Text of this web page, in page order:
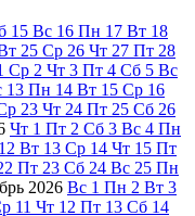
15 Вс 16 Пн 17 Вт 18
25 Ср 26 Чт 27 Пт 28
Ср 2 Чт 3 Пт 4 Сб 5 Вс
13 Пн 14 Вт 15 Ср 16
23 Чт 24 Пт 25 Сб 26
Чт 1 Пт 2 Сб 3 Вс 4 Пн
12 Вт 13 Ср 14 Чт 15 Пт
Пт 23 Сб 24 Вс 25 Пн
2026 Вс 1 Пн 2 Вт 3
11 Чт 12 Пт 13 Сб 14